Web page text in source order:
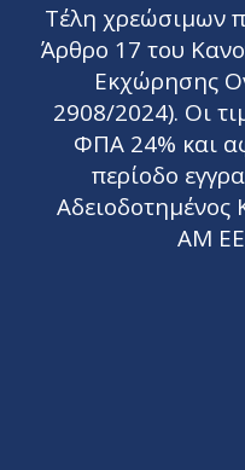
Τέλη χρεώσιμων
Άρθρο 17 του
Εκχώρησης
2908/2024). Οι
ΦΠΑ 24% και
περίοδο
ΑΜ